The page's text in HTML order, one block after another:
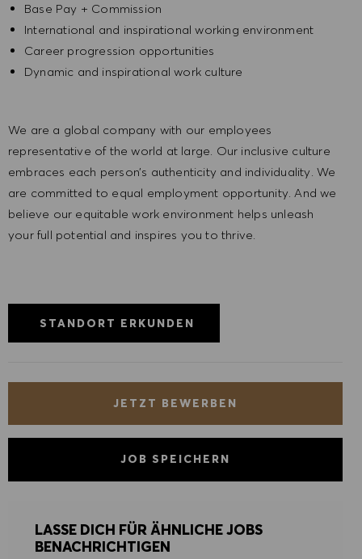
Base Pay + Commission
International and inspirational working environment
Career progression opportunities
Dynamic and inspirational work culture
We are a global company with our employees
representative of the world at large. Our inclusive culture
embraces each person’s authenticity and individuality. We
are committed to equal employment opportunity. And we
believe our equitable work environment helps unleash
your full potential and inspires you to thrive.
STANDORT ERKUNDEN
JETZT BEWERBEN
JOB SPEICHERN
LASSE DICH FÜR ÄHNLICHE JOBS
BENACHRICHTIGEN